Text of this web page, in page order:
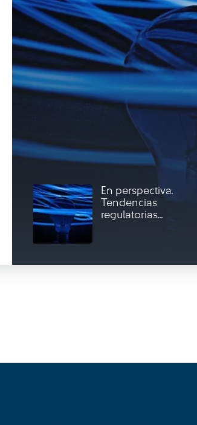
En perspectiva.
Tendencias
regulatorias...